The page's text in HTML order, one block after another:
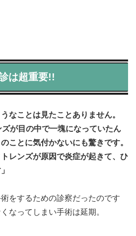
は超重要!!
なことは見たことありません。
が目の中で一塊になっていたん
ことに気付かないにも驚きです。
レンズが原因で炎症が起きて、ひ
をするための診察だったのです
なってしまい手術は延期。